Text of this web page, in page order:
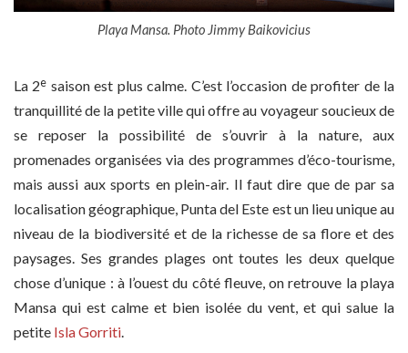
Playa Mansa. Photo Jimmy Baikovicius
La 2e saison est plus calme. C’est l’occasion de profiter de la
tranquillité de la petite ville qui offre au voyageur soucieux de
se reposer la possibilité de s’ouvrir à la nature, aux
promenades organisées via des programmes d’éco-tourisme,
mais aussi aux sports en plein-air. Il faut dire que de par sa
localisation géographique, Punta del Este est un lieu unique au
niveau de la biodiversité et de la richesse de sa flore et des
paysages. Ses grandes plages ont toutes les deux quelque
chose d’unique : à l’ouest du côté fleuve, on retrouve la playa
Mansa qui est calme et bien isolée du vent, et qui salue la
petite Isla Gorriti.